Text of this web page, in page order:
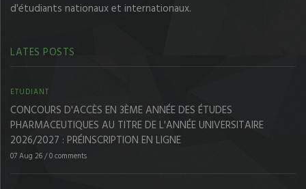
d'étudiants nationaux et internationaux.
LATES POSTS
ETUDIANT
CONCOURS D'ACCÈS EN 3ÈME ANNÉE DES ÉTUDES
PHARMACEUTIQUES AU TITRE DE L'ANNÉE UNIVERSITAIRE
2026/2027 : PRÉINSCRIPTION EN LIGNE
07 Aug 26/0 comments